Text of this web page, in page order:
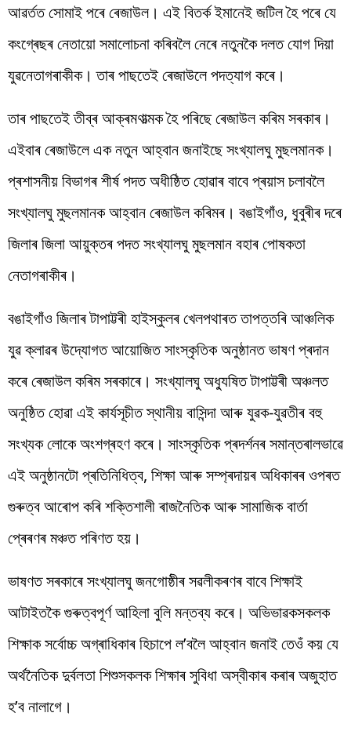
আৱৰ্তত সোমাই পৰে ৰেজাউল। এই বিতৰ্ক ইমানেই জটিল হৈ পৰে যে
কংগ্ৰেছৰ নেতায়ো সমালোচনা কৰিবলৈ নেৰে নতুনকৈ দলত যোগ দিয়া
যুৱনেতাগৰাকীক। তাৰ পাছতেই ৰেজাউলে পদত্যাগ কৰে।
তাৰ পাছতেই তীব্ৰ আক্ৰমণাত্মক হৈ পৰিছে ৰেজাউল কৰিম সৰকাৰ।
এইবাৰ ৰেজাউলে এক নতুন আহ্বান জনাইছে সংখ্যালঘু মুছলমানক।
প্ৰশাসনীয় বিভাগৰ শীৰ্ষ পদত অধীষ্ঠিত হোৱাৰ বাবে প্ৰয়াস চলাবলৈ
সংখ্যালঘু মুছলমানক আহ্বান ৰেজাউল কৰিমৰ। বঙাইগাঁও, ধুবুৰীৰ দৰে
জিলাৰ জিলা আয়ুক্তৰ পদত সংখ্যালঘু মুছলমান বহাৰ পোষকতা
নেতাগৰাকীৰ।
বঙাইগাঁও জিলাৰ টাপাট্টৰী হাইস্কুলৰ খেলপথাৰত তাপত্তৰি আঞ্চলিক
যুৱ ক্লাৱৰ উদ্যোগত আয়োজিত সাংস্কৃতিক অনুষ্ঠানত ভাষণ প্ৰদান
কৰে ৰেজাউল কৰিম সৰকাৰে। সংখ্যালঘু অধ্যুষিত টাপাট্টৰী অঞ্চলত
অনুষ্ঠিত হোৱা এই কাৰ্যসূচীত স্থানীয় বাসিন্দা আৰু যুৱক-যুৱতীৰ বহু
সংখ্যক লোকে অংশগ্ৰহণ কৰে। সাংস্কৃতিক প্ৰদৰ্শনৰ সমান্তৰালভাৱে
এই অনুষ্ঠানটো প্ৰতিনিধিত্ব, শিক্ষা আৰু সম্প্ৰদায়ৰ অধিকাৰৰ ওপৰত
গুৰুত্ব আৰোপ কৰি শক্তিশালী ৰাজনৈতিক আৰু সামাজিক বাৰ্তা
প্ৰেৰণৰ মঞ্চত পৰিণত হয়।
ভাষণত সৰকাৰে সংখ্যালঘু জনগোষ্ঠীৰ সৱলীকৰণৰ বাবে শিক্ষাই
আটাইতকৈ গুৰুত্বপূৰ্ণ আহিলা বুলি মন্তব্য কৰে। অভিভাৱকসকলক
শিক্ষাক সৰ্বোচ্চ অগ্ৰাধিকাৰ হিচাপে ল’বলৈ আহ্বান জনাই তেওঁ কয় যে
অৰ্থনৈতিক দুৰ্বলতা শিশুসকলক শিক্ষাৰ সুবিধা অস্বীকাৰ কৰাৰ অজুহাত
হ’ব নালাগে।